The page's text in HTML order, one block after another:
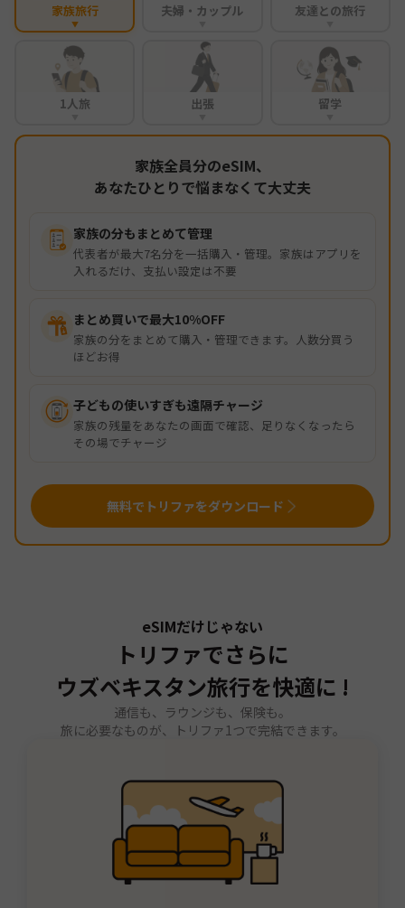
家族旅行
▼
夫婦・カップル 友達との旅行
1人旅 出張 留学
家族全員分のeSIM、
あなたひとりで悩まなくて大丈夫
家族の分もまとめて管理
代表者が最大7名分を一括購入・管理。家族はアプリを
入れるだけ、支払い設定は不要
まとめ買いで最大10%OFF
家族の分をまとめて購入・管理できます。人数分買う
ほどお得
子どもの使いすぎも遠隔チャージ
家族の残量をあなたの画面で確認、足りなくなったら
その場でチャージ
無料でトリファをダウンロード
eSIMだけじゃない
トリファでさらに
ウズベキスタン旅行を快適に !
通信も、ラウンジも、保険も。
旅に必要なものが、トリファ1つで完結できます。